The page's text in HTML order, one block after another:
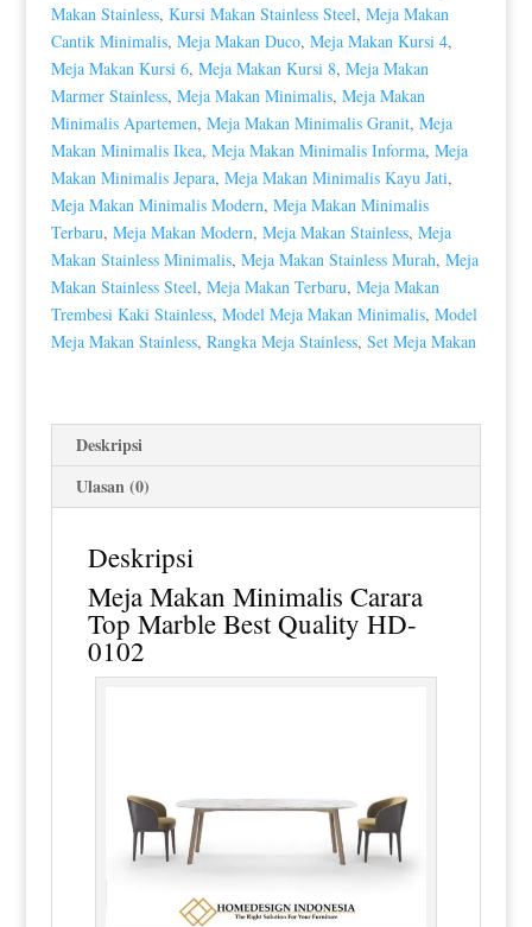
0102
Makan Stainless, Kursi Makan Stainless Steel, Meja Makan
Cantik Minimalis, Meja Makan Duco, Meja Makan Kursi 4,
Meja Makan Kursi 6, Meja Makan Kursi 8, Meja Makan
Marmer Stainless, Meja Makan Minimalis, Meja Makan
Minimalis Apartemen, Meja Makan Minimalis Granit, Meja
Makan Minimalis Ikea, Meja Makan Minimalis Informa, Meja
Makan Minimalis Jepara, Meja Makan Minimalis Kayu Jati,
Meja Makan Minimalis Modern, Meja Makan Minimalis
Terbaru, Meja Makan Modern, Meja Makan Stainless, Meja
Makan Stainless Minimalis, Meja Makan Stainless Murah, Meja
Makan Stainless Steel, Meja Makan Terbaru, Meja Makan
Trembesi Kaki Stainless, Model Meja Makan Minimalis, Model
Meja Makan Stainless, Rangka Meja Stainless, Set Meja Makan
Deskripsi
Ulasan (0)
Deskripsi
Meja Makan Minimalis Carara
Top Marble Best Quality HD-
0102